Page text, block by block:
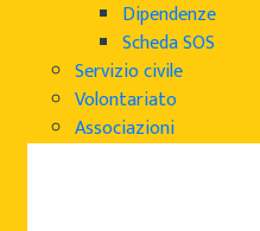
Dipendenze
Scheda SOS
Servizio civile
Volontariato
Associazioni